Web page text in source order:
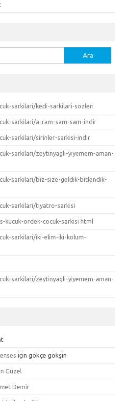
sarkilari/kedi-sarkilari-sozleri
sarkilari/a-ram-sam-sam-indir
sarkilari/sirinler-sarkisi-indir
sarkilari/zeytinyagli-yiyemem-aman-
sarkilari/biz-size-geldik-bitlendik-
sarkilari/tiyatro-sarkisi
kucuk-ordek-cocuk-sarkisi html
sarkilari/iki-elim-iki-kolum-
sarkilari/zeytinyagli-yiyemem-aman-
için gökçe gökşin
Güzel
Demir